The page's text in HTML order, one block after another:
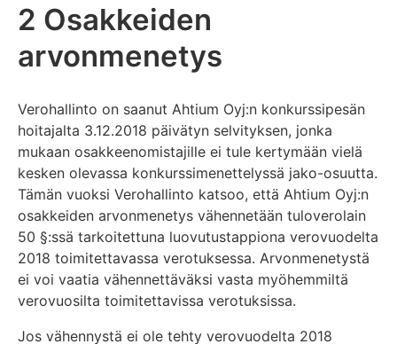
2 Osakkeiden
arvonmenetys
Verohallinto on saanut Ahtium Oyj:n konkurssipesän
hoitajalta 3.12.2018 päivätyn selvityksen, jonka
mukaan osakkeenomistajille ei tule kertymään vielä
kesken olevassa konkurssimenettelyssä jako-osuutta.
Tämän vuoksi Verohallinto katsoo, että Ahtium Oyj:n
osakkeiden arvonmenetys vähennetään tuloverolain
50 §:ssä tarkoitettuna luovutustappiona verovuodelta
2018 toimitettavassa verotuksessa. Arvonmenetystä
ei voi vaatia vähennettäväksi vasta myöhemmiltä
verovuosilta toimitettavissa verotuksissa.
Jos vähennystä ei ole tehty verovuodelta 2018